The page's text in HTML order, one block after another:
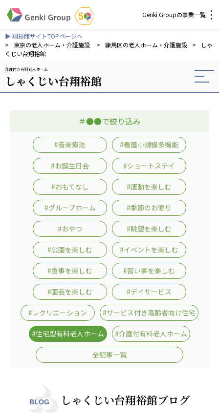
Genki Groupの事業一覧
介護・福祉
社会福祉法人 元気村グループ
社会福祉法人元気村
社会福祉法人長寿の森
社会福祉法人杜の村
株式会社 サンガジャパン
株式会社日本遮蔽技研
サンガ共同組合
株式会社Genkiリレーションズ
一般社団法人 日本高齢者福祉協会
日本高齢者福祉協会
株式会社 爽やかな風沖縄
爽やかな風 中部エリア
爽やかな風 那覇エリア
株式会社 鷹揚館
鷹揚館
社会福祉法人 共生会
特別養護老人ホーム 共生の家
株式会社 アジアメデカ元気事業団
アジアメデカ元気事業団
株式会社 爽やかな風九州
株式会社 七星
社会福祉法人 福ふく
福ふく
株式会社 せきれい
せきれい
▶ 翔裕館サイトTOPページへ
>
東京の老人ホーム・介護施設 > 練馬区の老人ホーム・介護施設 >
しゃ
くじい台翔裕館
介護付き有料老人ホーム
しゃくじい台翔裕館
＃●●で絞り込み
#音楽療法 #看護小規模多機能
#お誕生日会 #ショートステイ
#おもてなし #運動を楽しむ
#グループホーム #季節のお便り
#おやつ #眺望を楽しむ
#公園を楽しむ #イベントを楽しむ
#食事を楽しむ #習い事を楽しむ
#園芸を楽しむ #デイサービス
#レクリエーション #サービス付き高齢者向け住宅
#住宅型有料老人ホーム #介護付有料老人ホーム
全記事一覧
BLOG しゃくじい台翔裕館ブログ